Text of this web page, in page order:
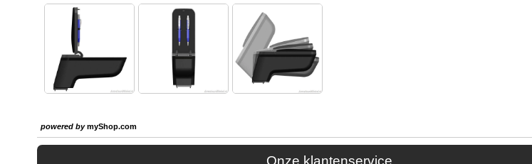
powered bymyShop.com
Onze klantenservice